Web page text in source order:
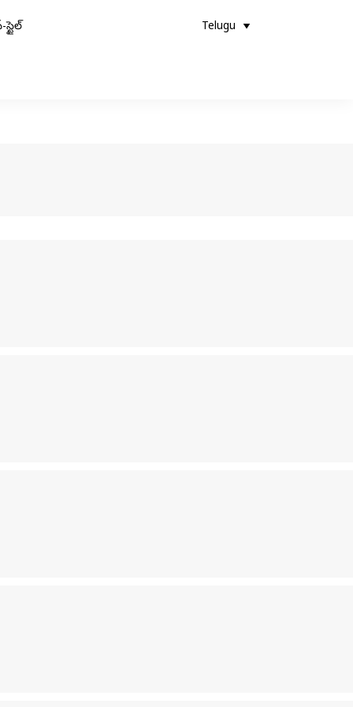
స్టైల్ Telugu